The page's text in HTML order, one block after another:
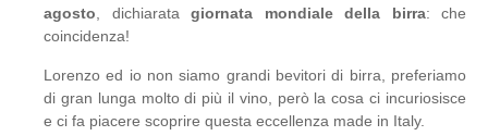
agosto , dichiarata giornata mondiale della birra: che
coincidenza!
Lorenzo ed io non siamo grandi bevitori di birra, preferiamo
di gran lunga molto di più il vino, però la cosa ci incuriosisce
e ci fa piacere scoprire questa eccellenza made in Italy.